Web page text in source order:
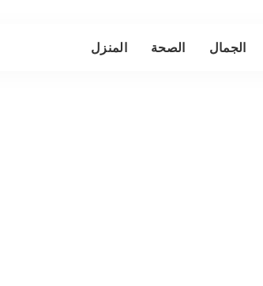
الجمال الصحة المنزل